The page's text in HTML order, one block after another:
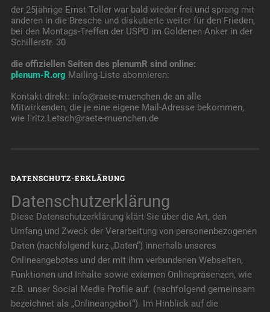
der 25jährige Ernst Toller war bald wieder frei und sprang mit
anderen in die Bresche und diskutierte weiter für den Frieden,
bei den Montags-Treffen der USPD im Goldenen Anker in der
Schillerstr. 30
die offiziellen Seiten des plenumR sind online:
plenum-R.org Mailing-Liste abonnieren:
Kontakt direkt: info@raete-muenchen.de an alle
Mitwirkenden, die je eine eigene Mail-Adresse bekommen,
wie Fritz.Letsch@raete-muenchen.de
DATENSCHUTZ-ERKLÄRUNG
Datenschutzerklärung
Diese Datenschutzerklärung klärt Sie über die Art, den
Umfang und Zweck der Verarbeitung von personenbezogenen
Daten (nachfolgend kurz „Daten“) innerhalb unseres
Onlineangebotes und der mit ihm verbundenen Webseiten,
Funktionen und Inhalte sowie externen Onlinepräsenzen, wie
z.B. unser Social Media Profile auf. (nachfolgend gemeinsam
bezeichnet als „Onlineangebot“). Im Hinblick auf die